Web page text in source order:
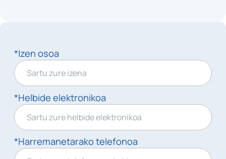
*Izen osoa
*Helbide elektronikoa
*Harremanetarako telefonoa